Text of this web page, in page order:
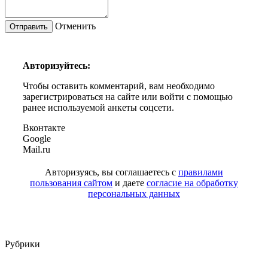
Отменить
Авторизуйтесь:
Чтобы оставить комментарий, вам необходимо
зарегистрироваться на сайте или войти с помощью
ранее используемой анкеты соцсети.
Вконтакте
Google
Mail.ru
Авторизуясь, вы соглашаетесь с правилами
пользования сайтом и даете согласие на обработку
персональных данных
Рубрики